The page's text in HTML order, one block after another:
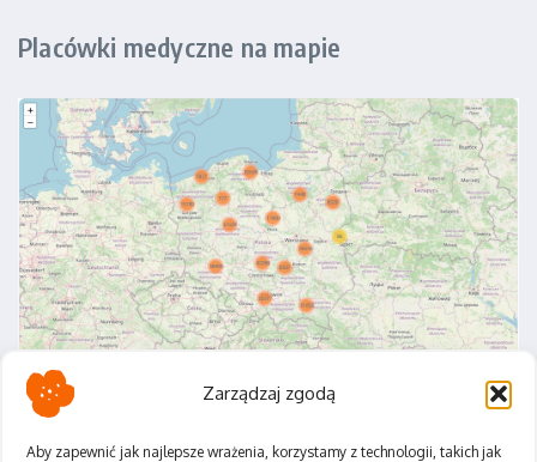
Zarządzaj zgodą
Aby zapewnić jak najlepsze wrażenia, korzystamy z technologii, takich jak
Placówki medyczne na mapie